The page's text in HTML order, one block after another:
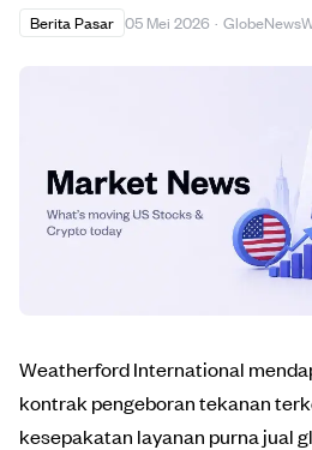
Berita Pasar 05 Mei 2026 ·
Weatherford International
kontrak pengeboran tekanan
kesepakatan layanan purna jual